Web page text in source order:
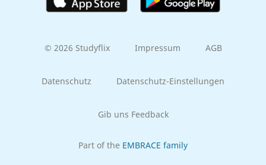
© 2026 Studyflix Impressum AGB
Datenschutz Datenschutz-Einstellungen
Gib uns Feedback
Part of the EMBRACE family